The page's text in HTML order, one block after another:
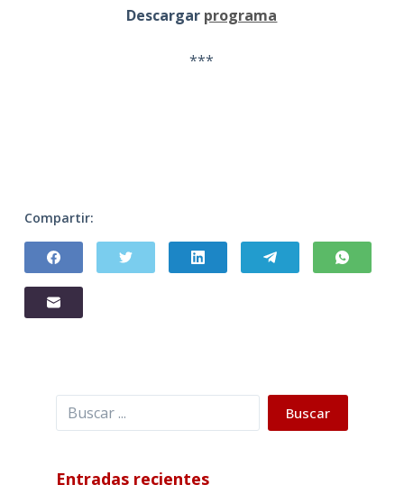
Descargar programa
***
Compartir:
Buscar Buscar
Entradas recientes